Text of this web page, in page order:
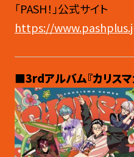
「PASH！」公式サイト
https://
■3rdアルバム『カリスマ